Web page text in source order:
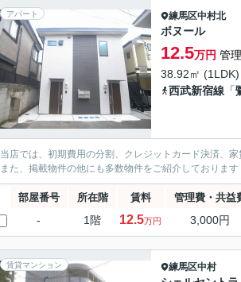
アパート 練馬区中村北
ボヌール
12.5万円 管
38.92㎡
西武新宿線 「
当店では、初期費用の分割、クレジットカード決済、
また、掲載物件の他にも多数物件をご紹介しております
部屋番号 所在階 賃料 管理費・共益
- 1階 12.5万円 3,000円
賃貸マンション 練馬区中村